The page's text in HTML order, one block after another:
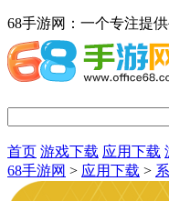
68手游网：一个专注提
首页 游戏下载 应用下载
68手游网 > 应用下载 >